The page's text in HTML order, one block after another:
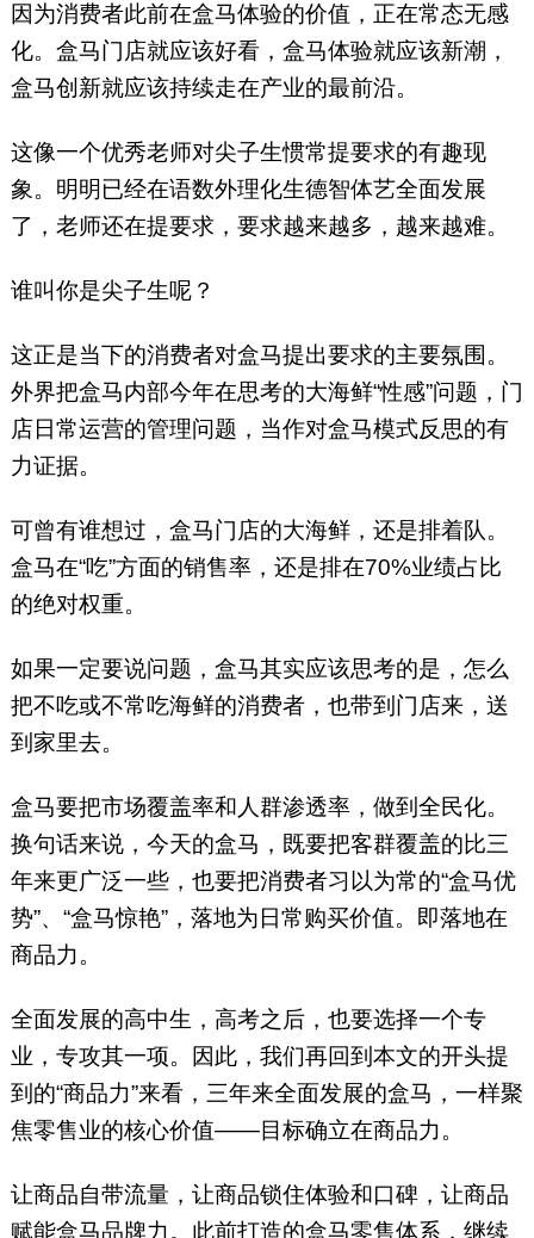
因为消费者此前在盒马体验的价值，正在常态无感
化。盒马门店就应该好看，盒马体验就应该新潮，
盒马创新就应该持续走在产业的最前沿。
这像一个优秀老师对尖子生惯常提要求的有趣现
象。明明已经在语数外理化生德智体艺全面发展
了，老师还在提要求，要求越来越多，越来越难。
谁叫你是尖子生呢？
这正是当下的消费者对盒马提出要求的主要氛围。
外界把盒马内部今年在思考的大海鲜“性感”问题，门
店日常运营的管理问题，当作对盒马模式反思的有
力证据。
可曾有谁想过，盒马门店的大海鲜，还是排着队。
盒马在“吃”方面的销售率，还是排在70%业绩占比
的绝对权重。
如果一定要说问题，盒马其实应该思考的是，怎么
把不吃或不常吃海鲜的消费者，也带到门店来，送
到家里去。
盒马要把市场覆盖率和人群渗透率，做到全民化。
换句话来说，今天的盒马，既要把客群覆盖的比三
年来更广泛一些，也要把消费者习以为常的“盒马优
势”、“盒马惊艳”，落地为日常购买价值。即落地在
商品力。
全面发展的高中生，高考之后，也要选择一个专
业，专攻其一项。因此，我们再回到本文的开头提
到的“商品力”来看，三年来全面发展的盒马，一样聚
焦零售业的核心价值——目标确立在商品力。
让商品自带流量，让商品锁住体验和口碑，让商品
赋能盒马品牌力。此前打造的盒马零售体系，继续